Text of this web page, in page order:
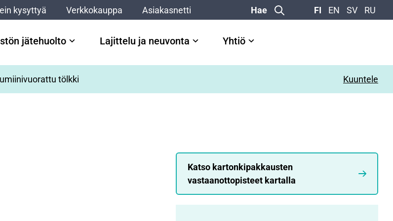
kysyttyä Verkkokauppa Asiakasnetti Hae FI EN SV RU
jätehuolto Lajittelu ja neuvonta Yhtiö
tölkki Kuuntele
Katso kartonkipakkausten
vastaanottopisteet kartalla